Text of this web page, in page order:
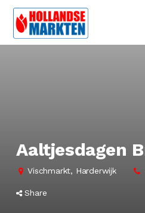
Aaltjesdagen
Vischmarkt, Harderwijk
Share